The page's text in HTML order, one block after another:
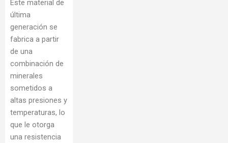
Este material de
última
generación se
fabrica a partir
de una
combinación de
minerales
sometidos a
altas presiones y
temperaturas, lo
que le otorga
una resistencia